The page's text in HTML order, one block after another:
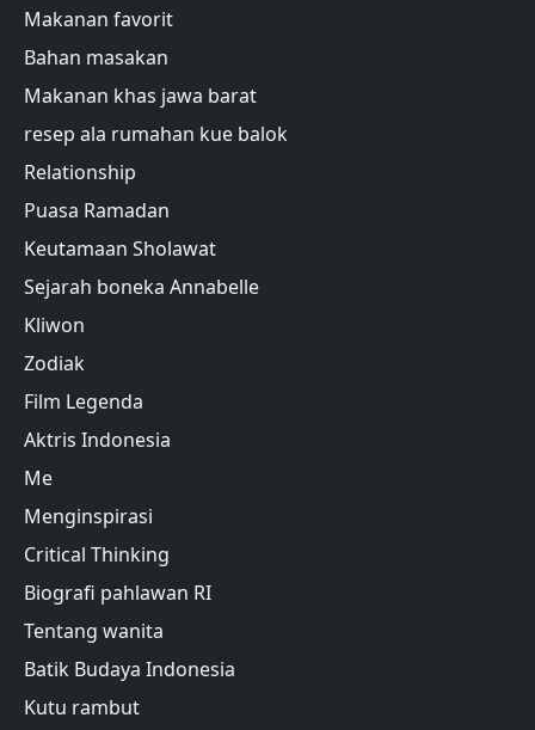
Makanan favorit
Bahan masakan
Makanan khas jawa barat
resep ala rumahan kue balok
Relationship
Puasa Ramadan
Keutamaan Sholawat
Sejarah boneka Annabelle
Kliwon
Zodiak
Film Legenda
Aktris Indonesia
Me
Menginspirasi
Critical Thinking
Biografi pahlawan RI
Tentang wanita
Batik Budaya Indonesia
Kutu rambut